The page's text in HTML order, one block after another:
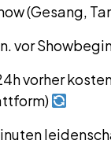
(Gesang,
vor
vorher